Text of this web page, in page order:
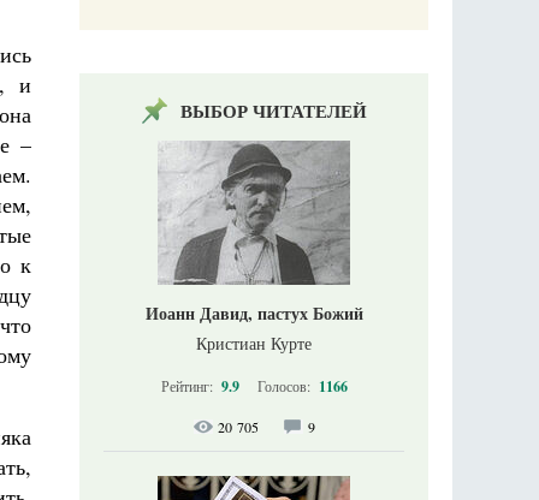
и
–
к
ВЫБОР ЧИТАТЕЛЕЙ
Иоанн Давид, пастух Божий
Кристиан Курте
Рейтинг: 9.9 Голосов: 1166
20 705 9